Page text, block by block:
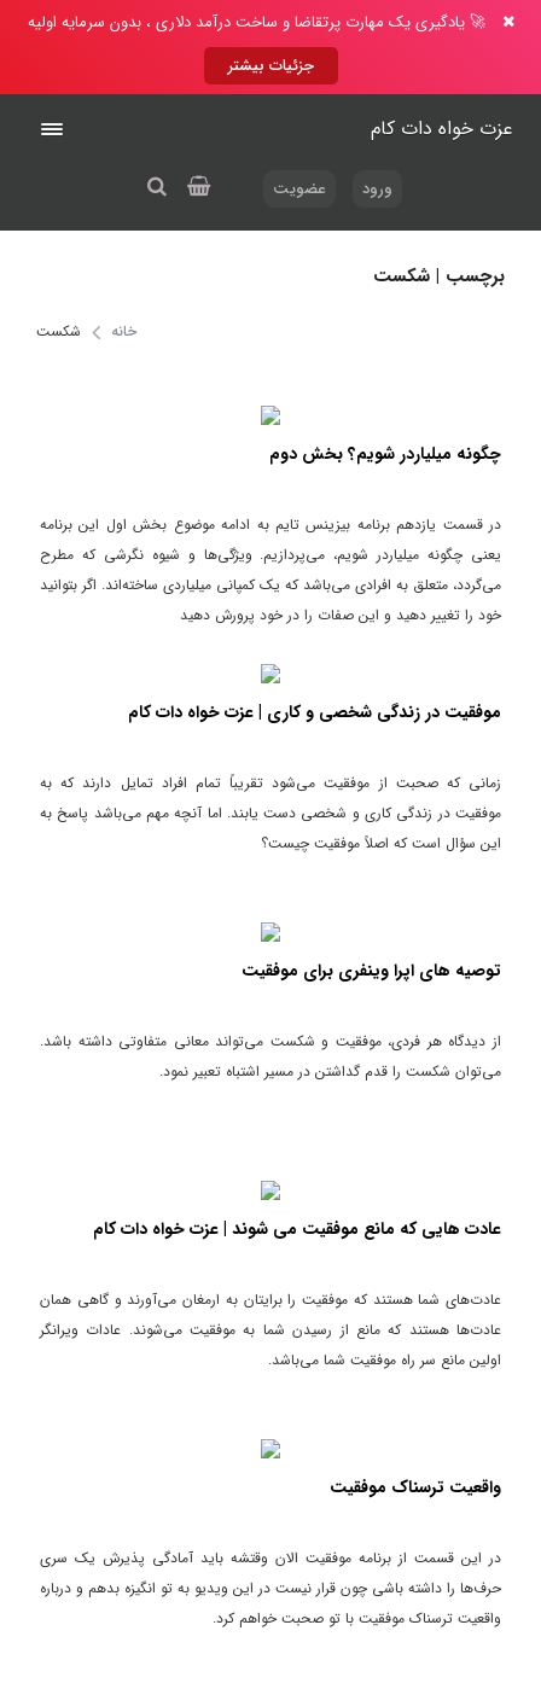
🚀 یادگیری یک مهارت پرتقاضا و ساخت درآمد دلاری ، بدون سرمایه اولیه
جزئیات بیشتر
عزت خواه دات کام
ورود عضویت
برچسب | شکست
خانه شکست
چگونه میلیاردر شویم؟ بخش دوم
در قسمت یازدهم برنامه بیزینس تایم به ادامه موضوع بخش اول این برنامه
یعنی چگونه میلیاردر شویم، می‌پردازیم. ویژگی‌ها و شیوه نگرشی که مطرح
می‌گردد، متعلق به افرادی می‌باشد که یک کمپانی میلیاردی ساخته‌اند. اگر بتوانید
خود را تغییر دهید و این صفات را در خود پرورش دهید
موفقیت در زندگی شخصی و کاری | عزت خواه دات کام
زمانی که صحبت از موفقیت می‌شود تقریباً تمام افراد تمایل دارند که به
موفقیت در زندگی کاری و شخصی دست یابند. اما آنچه مهم می‌باشد پاسخ به
این سؤال است که اصلاً موفقیت چیست؟
توصیه های اپرا وینفری برای موفقیت
از دیدگاه هر فردی، موفقیت و شکست می‌تواند معانی متفاوتی داشته باشد.
می‌توان شکست را قدم گداشتن در مسیر اشتباه تعبیر نمود.
عادت هایی که مانع موفقیت می شوند | عزت خواه دات کام
عادت‌های شما هستند که موفقیت را برایتان به ارمغان می‌آورند و گاهی همان
عادت‌ها هستند که مانع از رسیدن شما به موفقیت می‌شوند. عادات ویرانگر
اولین مانع سر راه موفقیت شما می‌باشد.
واقعیت ترسناک موفقیت
در این قسمت از برنامه موفقیت الان وقتشه باید آمادگی پذیرش یک سری
حرف‌ها را داشته باشی چون قرار نیست در این ویدیو به تو انگیزه بدهم و درباره
واقعیت ترسناک موفقیت با تو صحبت خواهم کرد.